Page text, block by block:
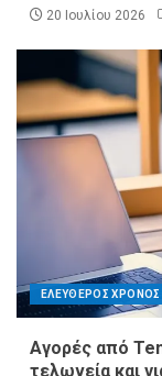
20 Ιουλίου 2026
ΕΛΕΥΘΕΡΟΣ ΧΡΟΝΟΣ
Αγορές από
τελωνεία και